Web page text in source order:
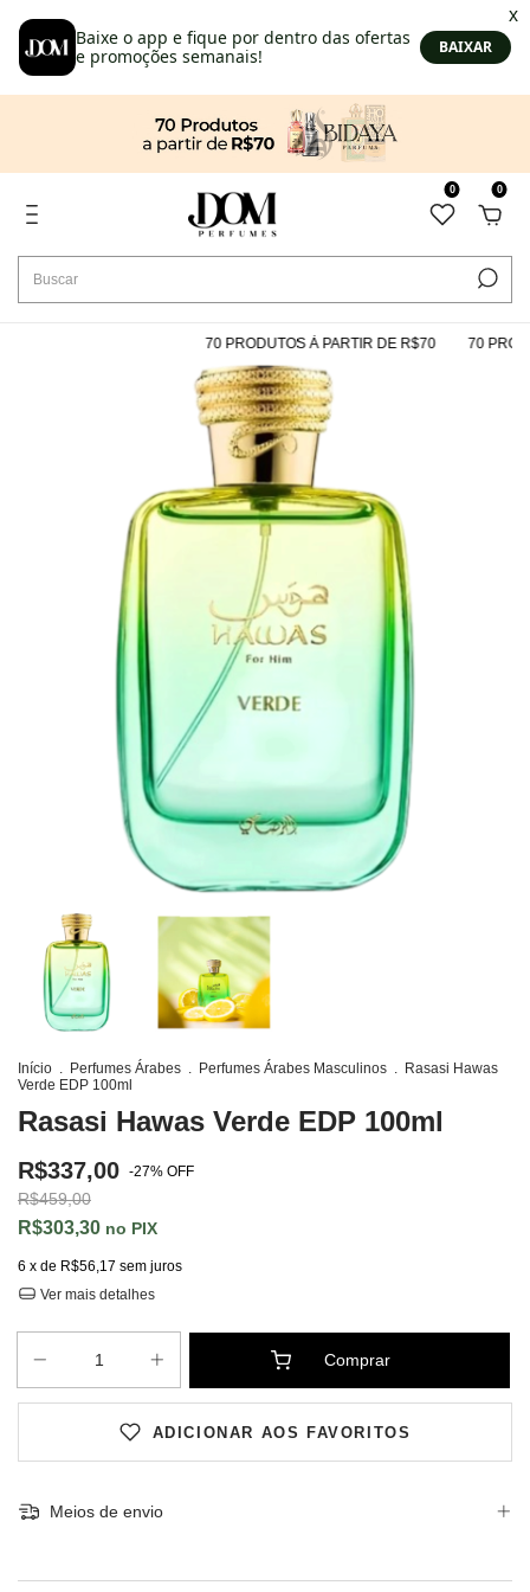
0 0
70 PRODUTOS À PARTIR DE R$70 70
Início Perfumes Árabes Perfumes Árabes Masculinos
Rasasi Hawas
Verde EDP 100ml
Rasasi Hawas Verde EDP 100ml
R$337,00 -27% OFF
R$459,00
R$303,30 PIX
6 x de R$56,17 sem juros
Ver mais detalhes
ADICIONAR AOS FAVORITOS
Meios de envio